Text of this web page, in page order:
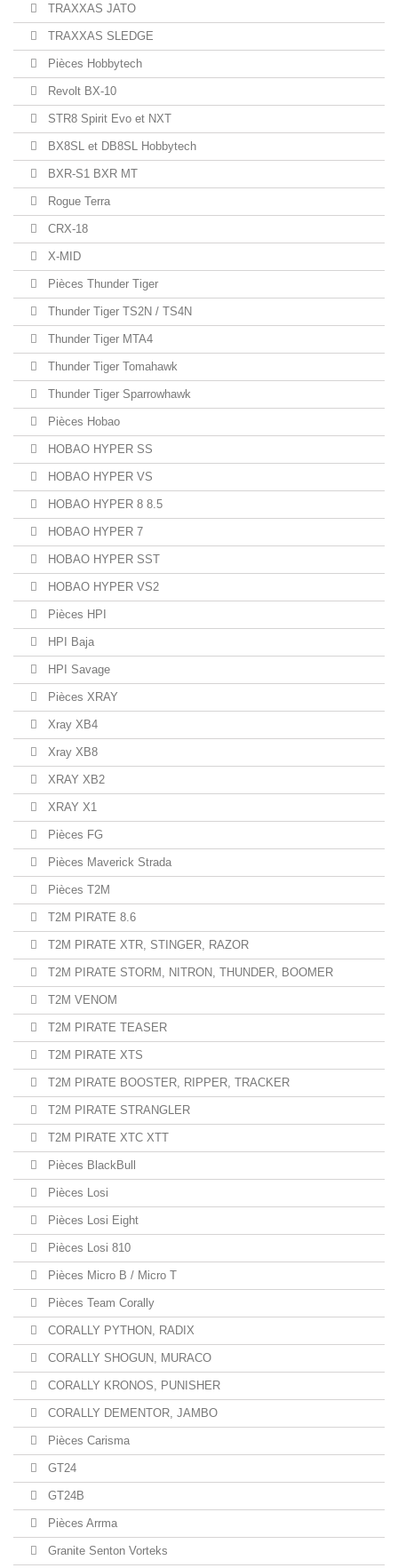
TRAXXAS JATO
TRAXXAS SLEDGE
Pièces Hobbytech
Revolt BX-10
STR8 Spirit Evo et NXT
BX8SL et DB8SL Hobbytech
BXR-S1 BXR MT
Rogue Terra
CRX-18
X-MID
Pièces Thunder Tiger
Thunder Tiger TS2N / TS4N
Thunder Tiger MTA4
Thunder Tiger Tomahawk
Thunder Tiger Sparrowhawk
Pièces Hobao
HOBAO HYPER SS
HOBAO HYPER VS
HOBAO HYPER 8 8.5
HOBAO HYPER 7
HOBAO HYPER SST
HOBAO HYPER VS2
Pièces HPI
HPI Baja
HPI Savage
Pièces XRAY
Xray XB4
Xray XB8
XRAY XB2
XRAY X1
Pièces FG
Pièces Maverick Strada
Pièces T2M
T2M PIRATE 8.6
T2M PIRATE XTR, STINGER, RAZOR
T2M PIRATE STORM, NITRON, THUNDER, BOOMER
T2M VENOM
T2M PIRATE TEASER
T2M PIRATE XTS
T2M PIRATE BOOSTER, RIPPER, TRACKER
T2M PIRATE STRANGLER
T2M PIRATE XTC XTT
Pièces BlackBull
Pièces Losi
Pièces Losi Eight
Pièces Losi 810
Pièces Micro B / Micro T
Pièces Team Corally
CORALLY PYTHON, RADIX
CORALLY SHOGUN, MURACO
CORALLY KRONOS, PUNISHER
CORALLY DEMENTOR, JAMBO
Pièces Carisma
GT24
GT24B
Pièces Arrma
Granite Senton Vorteks